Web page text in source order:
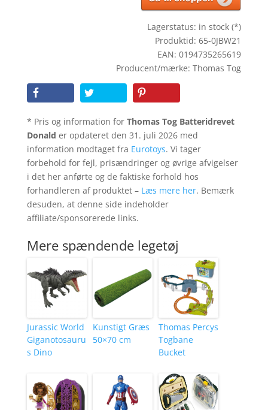
Lagerstatus: in stock (*)
Produktid: 65-0JBW21
EAN: 0194735265619
Producent/mærke: Thomas Tog
* Pris og information for Thomas Tog Batteridrevet
Donald er opdateret den 31. juli 2026 med
information modtaget fra Eurotoys. Vi tager
forbehold for fejl, prisændringer og øvrige afvigelser
i det her anførte og de faktiske forhold hos
forhandleren af produktet – Læs mere her. Bemærk
desuden, at denne side indeholder
affiliate/sponsorerede links.
Mere spændende legetøj
Jurassic World
Giganotosauru
s Dino
Kunstigt Græs
50×70 cm
Thomas Percys
Togbane
Bucket